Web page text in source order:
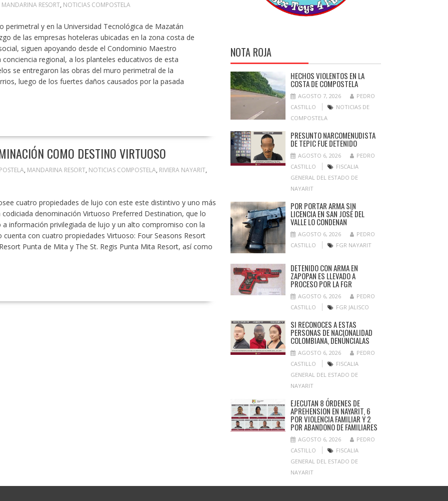
MANDARINA RESORT, NOTICIAS COMPOSTELA
perimetral y en la Universidad Tecnológica de Mazatán
de las empresas hoteleras ubicadas en la zona costa de
siguen apoyando desde el Condominio Maestro
regional, a los planteles educativos de esta
se entregaron las obras del muro perimetral de la
luego de los fuertes daños causados por la pasada
COMO DESTINO VIRTUOSO
, MANDARINA RESORT, NOTICIAS COMPOSTELA, RIVIERA NAYARIT,
cuatro propiedades de lujo con este este distintivo y uno más
codiciada denominación Virtuoso Preferred Destination, que lo
información privilegiada de lujo y un alto compromiso con la
con cuatro propiedades Virtuoso: Four Seasons Resort
Punta de Mita y The St. Regis Punta Mita Resort, así como
NOTA ROJA
HECHOS VIOLENTOS EN LA
COSTA DE COMPOSTELA
AGOSTO 7, 2026
PEDRO
CASTILLO
NOTICIAS DE
COMPOSTELA
PRESUNTO NARCOMENUDISTA
DE TEPIC FUE DETENIDO
AGOSTO 6, 2026
PEDRO
CASTILLO
FISCALIA
GENERAL DEL ESTADO DE
NAYARIT
POR PORTAR ARMA SIN
LICENCIA EN SAN JOSÉ DEL
VALLE LO CONDENAN
AGOSTO 6, 2026
PEDRO
CASTILLO
FGR NAYARIT
DETENIDO CON ARMA EN
ZAPOPAN ES LLEVADO A
PROCESO POR LA FGR
AGOSTO 6, 2026
PEDRO
CASTILLO
FGR JALISCO
SI RECONOCES A ESTAS
PERSONAS DE NACIONALIDAD
COLOMBIANA, DENÚNCIALAS
AGOSTO 6, 2026
PEDRO
CASTILLO
FISCALIA
GENERAL DEL ESTADO DE
NAYARIT
EJECUTAN 8 ÓRDENES DE
APREHENSION EN NAYARIT, 6
POR VIOLENCIA FAMILIAR Y 2
POR ABANDONO DE FAMILIARES
AGOSTO 6, 2026
PEDRO
CASTILLO
FISCALIA
GENERAL DEL ESTADO DE
NAYARIT